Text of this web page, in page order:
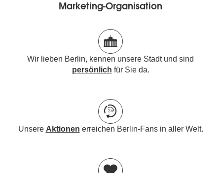
Marketing-Organisation
Wir lieben Berlin, kennen unsere Stadt und sind
persönlich für Sie da.
Unsere Aktionen erreichen Berlin-Fans in aller Welt.